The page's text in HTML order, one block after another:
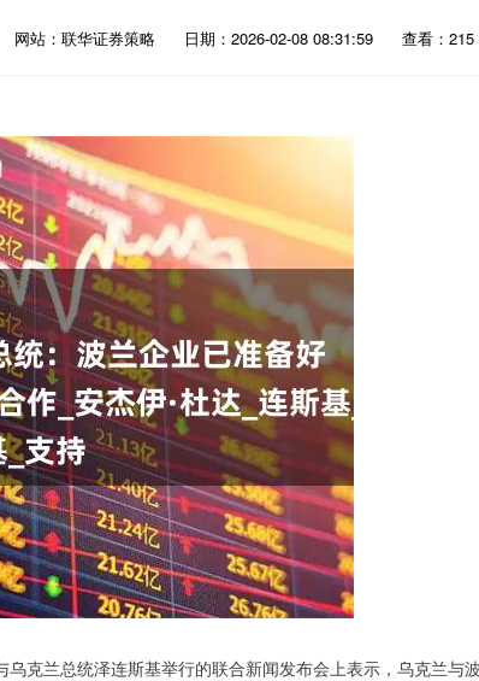
网站：联华证券策略 日期：2026-02-08 08:31:59 查看：215
克兰总统泽连斯基举行的联合新闻发布会上表示，乌克兰与